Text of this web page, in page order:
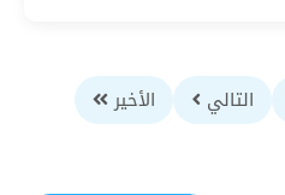
التالي الأخير